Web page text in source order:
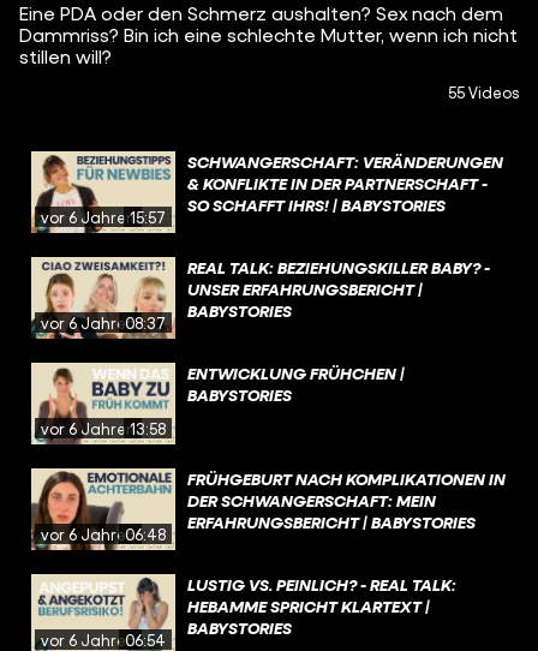
Eine PDA oder den Schmerz aushalten? Sex nach dem
Dammriss? Bin ich eine schlechte Mutter, wenn ich nicht
stillen will?
55 Videos
vor 6 Jahren15:57
SCHWANGERSCHAFT: VERÄNDERUNGEN
& KONFLIKTE IN DER PARTNERSCHAFT -
SO SCHAFFT IHRS! | BABYSTORIES
vor 6 Jahren08:37
REAL TALK: BEZIEHUNGSKILLER BABY? -
UNSER ERFAHRUNGSBERICHT |
BABYSTORIES
vor 6 Jahren13:58
ENTWICKLUNG FRÜHCHEN |
BABYSTORIES
vor 6 Jahren06:48
FRÜHGEBURT NACH KOMPLIKATIONEN IN
DER SCHWANGERSCHAFT: MEIN
ERFAHRUNGSBERICHT | BABYSTORIES
vor 6 Jahren06:54
LUSTIG VS. PEINLICH? - REAL TALK:
HEBAMME SPRICHT KLARTEXT |
BABYSTORIES